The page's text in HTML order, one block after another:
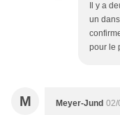
Il y a
un
pour le
M Meyer-Jund 02/